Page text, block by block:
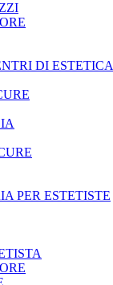
DI ESTETICA
PER ESTETISTE